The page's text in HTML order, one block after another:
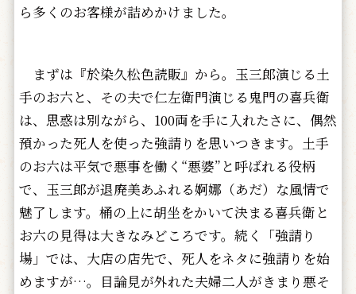
ら多くのお客様が詰めかけました。
まずは『於染久松色読販』から。玉三郎演じる土
手のお六と、その夫で仁左衛門演じる鬼門の喜兵衛
は、思惑は別ながら、100両を手に入れたさに、偶然
預かった死人を使った強請りを思いつきます。土手
のお六は平気で悪事を働く“悪婆”と呼ばれる役柄
で、玉三郎が退廃美あふれる婀娜（あだ）な風情で
魅了します。桶の上に胡坐をかいて決まる喜兵衛と
お六の見得は大きなみどころです。続く「強請り
場」では、大店の店先で、死人をネタに強請りを始
めますが…。目論見が外れた夫婦二人がきまり悪そ